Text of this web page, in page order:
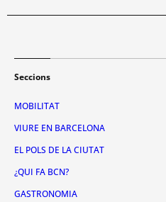
Seccions
MOBILITAT
VIURE EN BARCELONA
EL POLS DE LA CIUTAT
¿QUI FA BCN?
GASTRONOMIA